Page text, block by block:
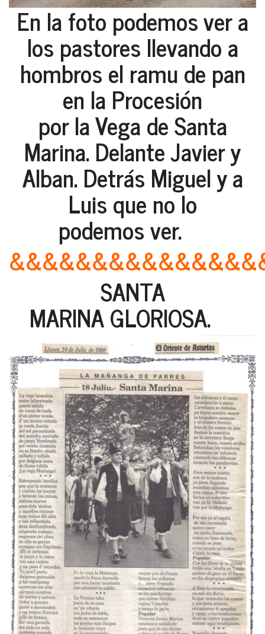
En la foto podemos ver a
los pastores llevando a
hombros el ramu de pan
en la Procesión
por la Vega de Santa
Marina. Delante Javier y
Alban. Detrás Miguel y a
Luis que no lo
podemos ver.
SANTA
MARINA GLORIOSA.